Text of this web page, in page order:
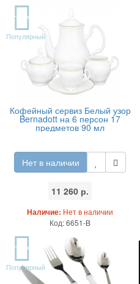
TOP
Популярный
Кофейный сервиз Белый узор
Bernadott на 6 персон 17
предметов 90 мл
Нет в наличии
11 260 р.
Наличие: Нет в наличии
Код: 6651-B
TOP
Популярный